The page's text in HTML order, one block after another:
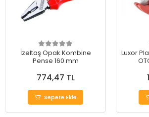
İzeltaş Opak Kombine
Pense 160 mm
774,47 TL
Sepete Ekle
Luxor